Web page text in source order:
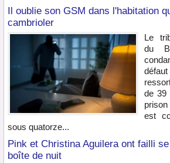
Il oublie son GSM dans l'habitation
cambrioler
Le
du
de 39
est
sous quatorze...
Pink et Christina Aguilera ont failli
boîte de nuit